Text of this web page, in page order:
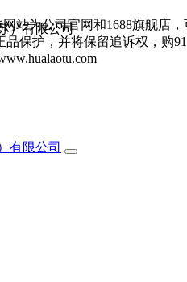
有限公司
网站为公司官网和1688旗舰店
保护，并将保留追诉权，购